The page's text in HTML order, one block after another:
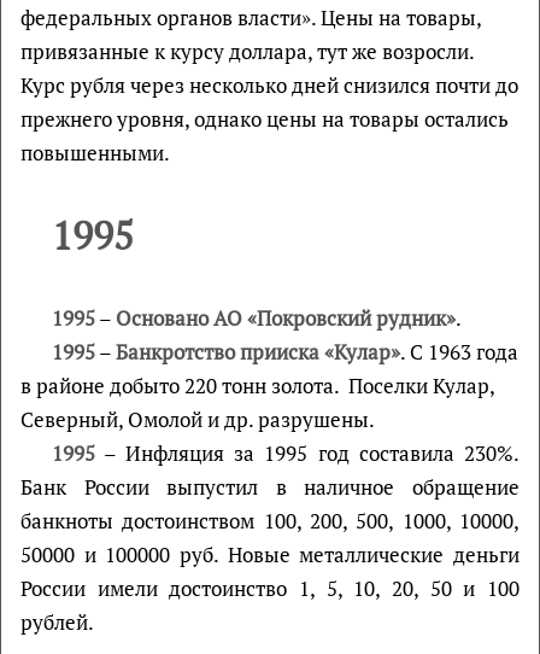
федеральных органов власти». Цены на товары,
привязанные к курсу доллара, тут же возросли.
Курс рубля через несколько дней снизился почти до
прежнего уровня, однако цены на товары остались
повышенными.
1995
1995– Основано АО «Покровский рудник».
1995–Банкротство прииска «Кулар». С 1963 года
в районе добыто 220 тонн золота. Поселки Кулар,
Северный, Омолой и др. разрушены.
1995– Инфляция за 1995 год составила 230%.
Банк России выпустил в наличное обращение
банкноты достоинством 100, 200, 500, 1000, 10000,
50000 и 100000 руб. Новые металлические деньги
России имели достоинство 1, 5, 10, 20, 50 и 100
рублей.